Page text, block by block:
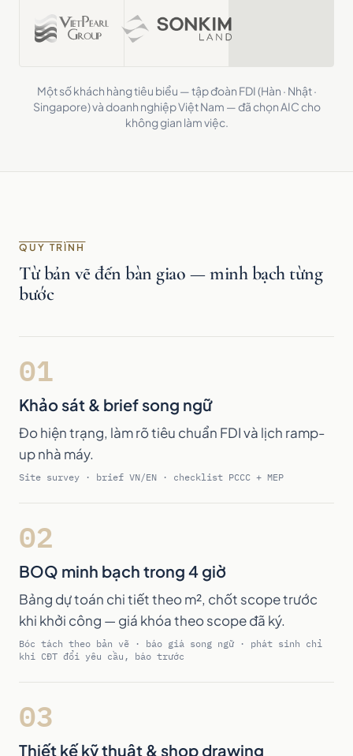
Một số khách hàng tiêu biểu — tập đoàn FDI (Hàn · Nhật ·
Singapore) và doanh nghiệp Việt Nam — đã chọn AIC cho
không gian làm việc.
QUY TRÌNH
Từ bản vẽ đến bàn giao — minh bạch từng
bước
01
Khảo sát & brief song ngữ
Đo hiện trạng, làm rõ tiêu chuẩn FDI và lịch ramp-
up nhà máy.
Site survey · brief VN/EN · checklist PCCC + MEP
02
BOQ minh bạch trong 4 giờ
Bảng dự toán chi tiết theo m², chốt scope trước
khi khởi công — giá khóa theo scope đã ký.
Bóc tách theo bản vẽ · báo giá song ngữ · phát sinh chỉ
khi CĐT đổi yêu cầu, báo trước
03
Thiết kế kỹ thuật & shop drawing